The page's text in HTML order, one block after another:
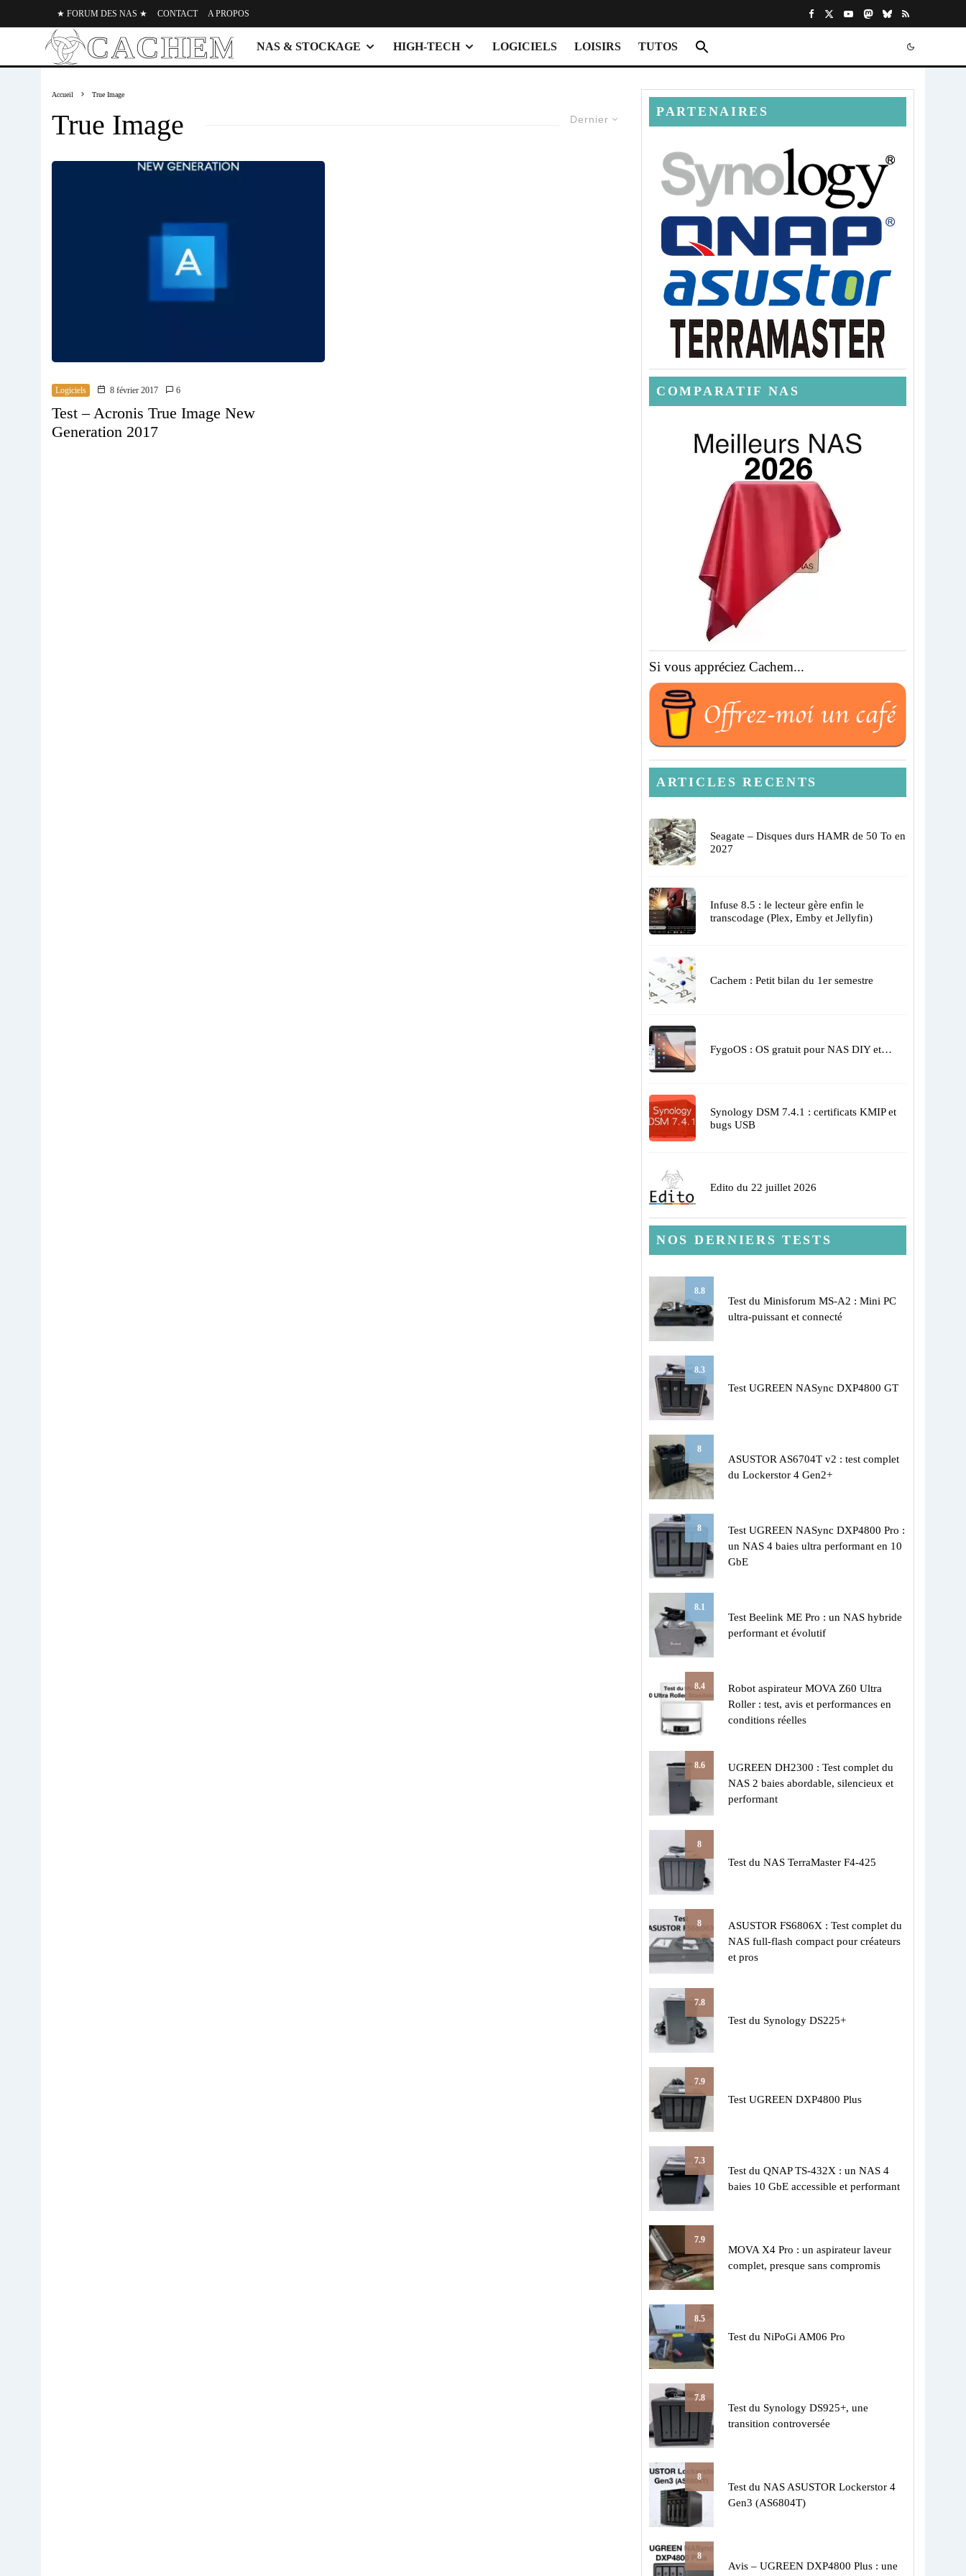
★ FORUM DES NAS ★ CONTACT A PROPOS
NAS & STOCKAGE HIGH-TECH LOGICIELS LOISIRS TUTOS
Accueil True Image
Dernier
True Image
Logiciels 8 février 2017 6
Test – Acronis True Image New
Generation 2017
PARTENAIRES
COMPARATIF NAS
Si vous appréciez Cachem...
ARTICLES RECENTS
Seagate – Disques durs HAMR de 50 To en
2027
Infuse 8.5 : le lecteur gère enfin le
transcodage (Plex, Emby et Jellyfin)
Cachem : Petit bilan du 1er semestre
FygoOS : OS gratuit pour NAS DIY et…
Synology DSM 7.4.1 : certificats KMIP et
bugs USB
Edito du 22 juillet 2026
NOS DERNIERS TESTS
8.8
Test du Minisforum MS-A2 : Mini PC
ultra-puissant et connecté
8.3
Test UGREEN NASync DXP4800 GT
8
ASUSTOR AS6704T v2 : test complet
du Lockerstor 4 Gen2+
8
Test UGREEN NASync DXP4800 Pro :
un NAS 4 baies ultra performant en 10
GbE
8.1
Test Beelink ME Pro : un NAS hybride
performant et évolutif
8.4
Robot aspirateur MOVA Z60 Ultra
Roller : test, avis et performances en
conditions réelles
8.6
UGREEN DH2300 : Test complet du
NAS 2 baies abordable, silencieux et
performant
8
Test du NAS TerraMaster F4-425
8
ASUSTOR FS6806X : Test complet du
NAS full-flash compact pour créateurs
et pros
7.8
Test du Synology DS225+
7.9
Test UGREEN DXP4800 Plus
7.3
Test du QNAP TS-432X : un NAS 4
baies 10 GbE accessible et performant
7.9
MOVA X4 Pro : un aspirateur laveur
complet, presque sans compromis
8.5
Test du NiPoGi AM06 Pro
7.8
Test du Synology DS925+, une
transition controversée
8
Test du NAS ASUSTOR Lockerstor 4
Gen3 (AS6804T)
8
Avis – UGREEN DXP4800 Plus : une